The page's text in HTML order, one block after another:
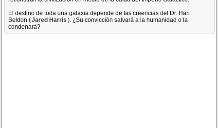
El destino de toda una galaxia depende de las creencias del Dr. Hari
Seldon (Jared Harris ). ¿Su convicción salvará a la humanidad o la
condenará?